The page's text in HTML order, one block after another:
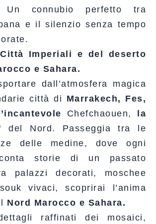
connubio perfetto tra
e il silenzio senza tempo
Imperiali e del deserto
e Sahara.
dall’atmosfera magica
città di Marrakech, Fes,
Chefchaouen,
la
del Nord. Passeggia tra le
delle medine, dove ogni
storie di un passato
palazzi decorati, moschee
vivaci, scoprirai l’anima
Nord Marocco e Sahara.
raffinati dei mosaici,